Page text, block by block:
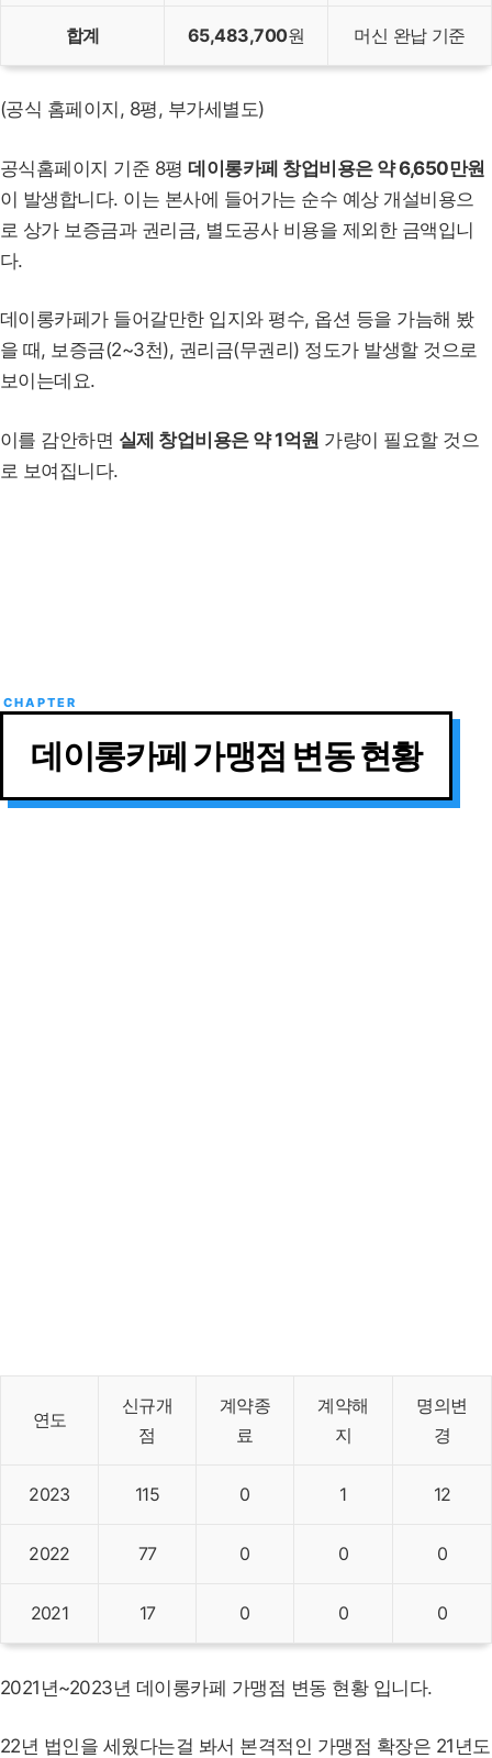
합계 65,483,700원 머신 완납 기준
(공식 홈페이지, 8평, 부가세별도)
공식홈페이지 기준 8평데이롱카페 창업비용은 약 6,650만원
이 발생합니다. 이는 본사에 들어가는 순수 예상 개설비용으
로 상가 보증금과 권리금, 별도공사 비용을 제외한 금액입니
다.
데이롱카페가 들어갈만한 입지와 평수, 옵션 등을 가늠해 봤
을 때, 보증금(2~3천), 권리금(무권리) 정도가 발생할 것으로
보이는데요.
이를 감안하면 실제 창업비용은 약 1억원 가량이 필요할 것으
로 보여집니다.
데이롱카페 가맹점 변동 현황
연도
신규개
점
계약종
료
계약해
지
명의변
경
2023 115 0 1 12
2022 77 0 0 0
2021 17 0 0 0
2021년~2023년 데이롱카페 가맹점 변동 현황 입니다.
22년 법인을 세웠다는걸 봐서 본격적인 가맹점 확장은 21년도